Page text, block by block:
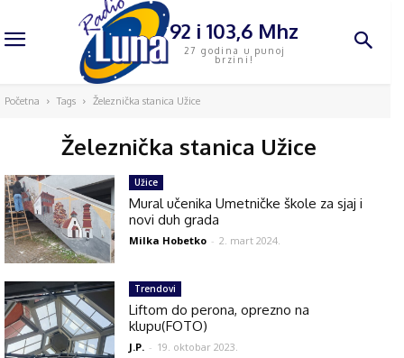
92 i 103,6 Mhz
27 godina u punoj
brzini!
Početna Tags Železnička stanica Užice
Železnička stanica Užice
Užice
Mural učenika Umetničke škole za sjaj i
novi duh grada
Milka Hobetko - 2. mart 2024.
Trendovi
Liftom do perona, oprezno na
klupu(FOTO)
J.P. - 19. oktobar 2023.